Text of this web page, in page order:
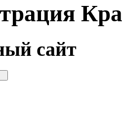
сайт